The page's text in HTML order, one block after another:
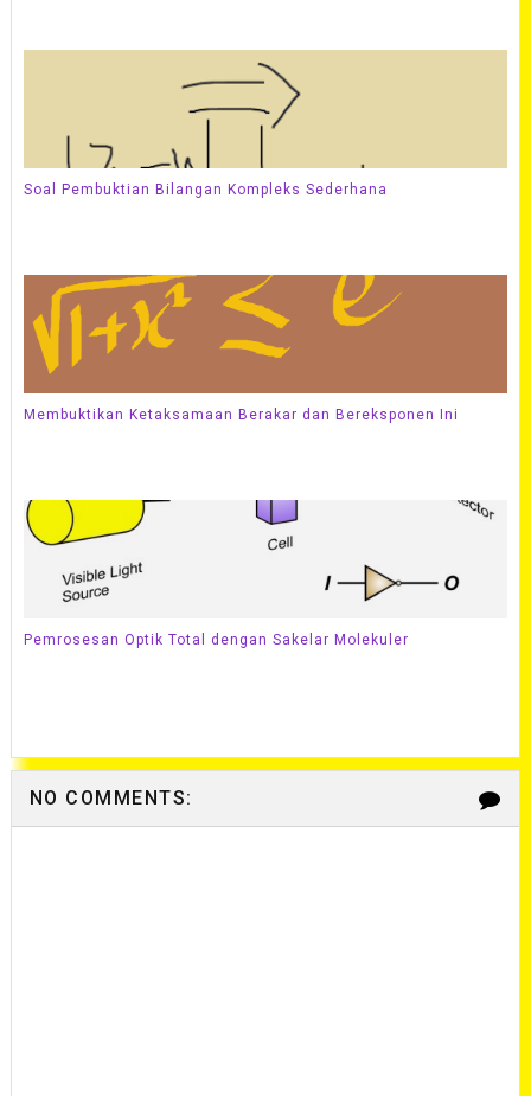
Soal Pembuktian Bilangan Kompleks Sederhana
Membuktikan Ketaksamaan Berakar dan Bereksponen Ini
Pemrosesan Optik Total dengan Sakelar Molekuler
NO COMMENTS: